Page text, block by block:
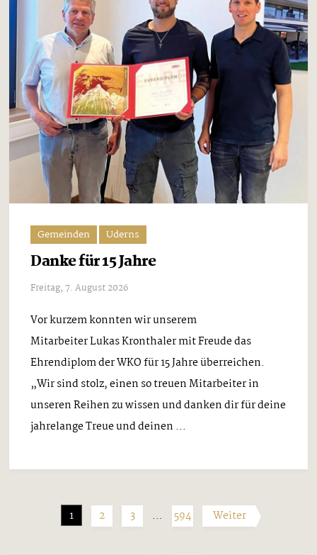
Gemeinden Uderns
Danke für 15 Jahre
Freitag, 7. August 2026
Vor kurzem konnten wir unserem
Mitarbeiter Lukas Kronthaler mit Freude das
Ehrendiplom der WKO für 15 Jahre überreichen.
„Wir sind stolz, einen so treuen Mitarbeiter in
unseren Reihen zu wissen und danken dir für deine
jahrelange Treue und deinen ...
1 2 3 … 594 Weiter